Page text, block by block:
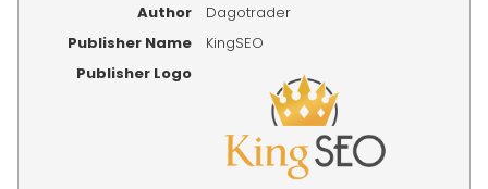
Author
Dagotrader
Publisher Name
KingSEO
Publisher Logo